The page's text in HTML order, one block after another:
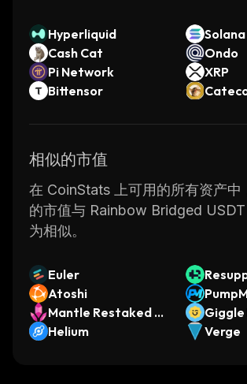
Hyperliquid
Solana
Cash Cat
Ondo
Pi Network
XRP
Bittensor
相似的市值
在 CoinStats 上可用的所有资产中
的市值与 Rainbow Bridged
为相似。
Euler
Atoshi
Mantle Restaked E
TH
Giggle
Helium
Verge